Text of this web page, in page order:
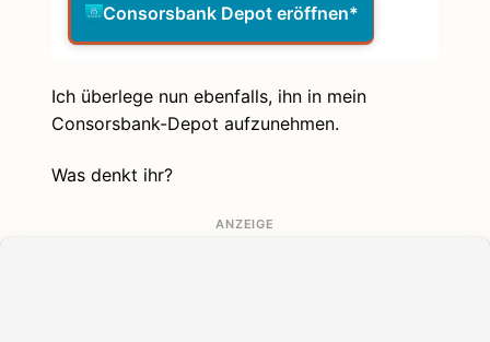
Consorsbank Depot eröffnen*
Ich überlege nun ebenfalls, ihn in mein
Consorsbank-Depot aufzunehmen.
Was denkt ihr?
ANZEIGE